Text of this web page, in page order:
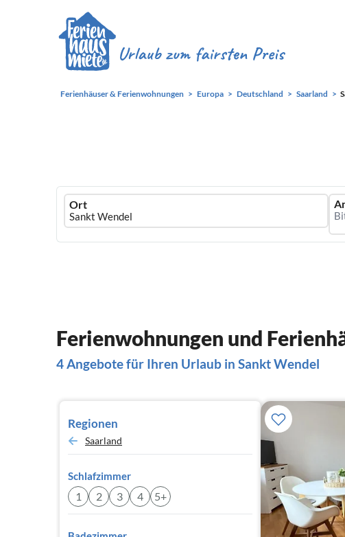
Ferienhäuser & Ferienwohnungen Europa Deutschland Saarland
Ferienhausmiete
logo
Ort
Ferienwohnungen und
4 Angebote für Ihren Urlaub in Sankt Wendel
Regionen
Saarland
Schlafzimmer
1 2 3 4 5+